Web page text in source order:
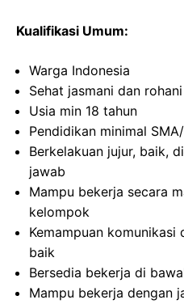
Kualifikasi Umum:
Warga Indonesia
Sehat jasmani dan rohani
Usia min 18 tahun
Pendidikan minimal
Berkelakuan jujur, baik,
jawab
Mampu bekerja secara
kelompok
Kemampuan
baik
Bersedia bekerja di
Mampu bekerja dengan